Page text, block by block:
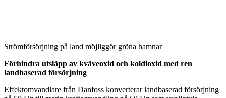
Strömförsörjning på land möjliggör gröna hamnar
Förhindra utsläpp av kväveoxid och koldioxid med ren
landbaserad försörjning
Effektomvandlare från Danfoss konverterar landbaserad försörjning